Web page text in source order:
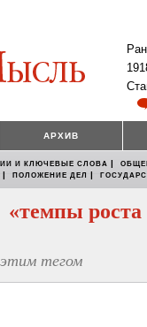
АРХИВ
И КЛЮЧЕВЫЕ СЛОВА |
| ПОЛОЖЕНИЕ ДЕЛ |
«темпы роста
тегом